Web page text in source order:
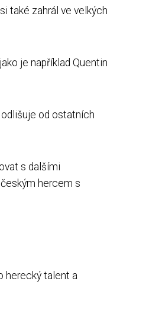
také zahrál ve velkých
je například Quentin
od ostatních
s dalšími
hercem s
herecký talent a